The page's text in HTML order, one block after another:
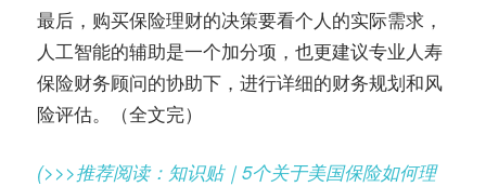
最后，购买保险理财的决策要看个人的实际需求，
人工智能的辅助是一个加分项，也更建议专业人寿
保险财务顾问的协助下，进行详细的财务规划和风
险评估。（全文完）
(>>>推荐阅读：知识贴｜5个关于美国保险如何理